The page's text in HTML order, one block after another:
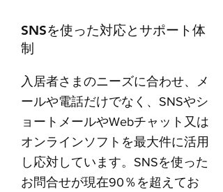
​SNSを使った対応とサポート体
制
入居者さまのニーズに合わせ、メ
ールや電話だけでなく、SNSやシ
ョートメールやWebチャット又は
オンラインソフトを最大件に活用
し応対しています。SNSを使った
お問合せが現在90％を超えてお